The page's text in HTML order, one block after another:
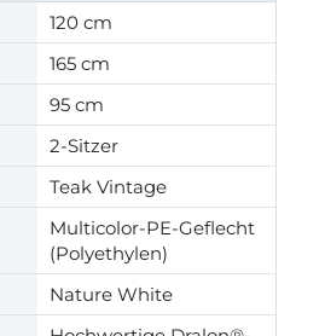
120 cm
165 cm
95 cm
2-Sitzer
Teak Vintage
Multicolor-PE-Geflecht
(Polyethylen)
Nature White